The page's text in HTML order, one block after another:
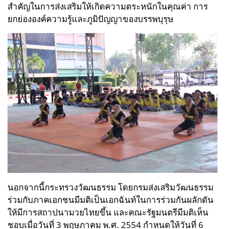
สำคัญในการส่งเสริมให้เกิดความตระหนักในคุณค่า การ
ยกย่ององค์ความรู้และภูมิปัญญาของบรรพบุรุษ
นอกจากนี้กระทรวงวัฒนธรรม โดยกรมส่งเสริมวัฒนธรรม
ร่วมกับภาคเอกชนมีมติเป็นเอกฉันท์ในการร่วมกันผลักดัน
ให้มีการสถาปนามวยไทยขึ้น และคณะรัฐมนตรีมีมติเห็น
ชอบเมื่อวันที่ 3 พฤษภาคม พ.ศ. 2554 กำหนดให้วันที่ 6